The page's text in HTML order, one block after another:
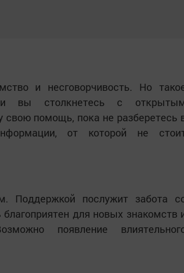
и несговорчивость. Но
вы столкнетесь с
помощь, пока не разберетесь
от которой не
Поддержкой послужит забота
для новых знакомств
появление